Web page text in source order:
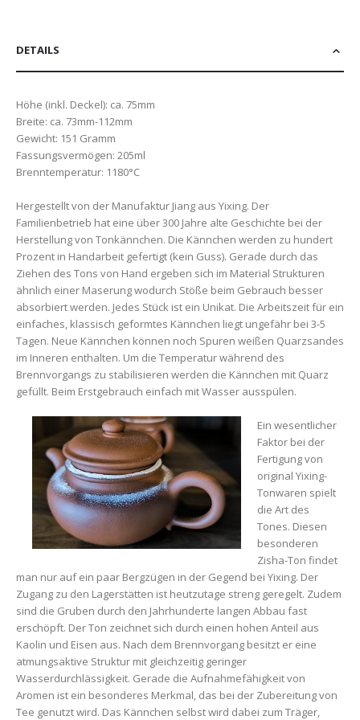
DETAILS
Höhe (inkl. Deckel): ca. 75mm
Breite: ca. 73mm-112mm
Gewicht: 151 Gramm
Fassungsvermögen: 205ml
Brenntemperatur: 1180°C
Hergestellt von der Manufaktur Jiang aus Yixing. Der
Familienbetrieb hat eine über 300 Jahre alte Geschichte bei der
Herstellung von Tonkännchen. Die Kännchen werden zu hundert
Prozent in Handarbeit gefertigt (kein Guss). Gerade durch das
Ziehen des Tons von Hand ergeben sich im Material Strukturen
ähnlich einer Maserung wodurch Stöße beim Gebrauch besser
absorbiert werden. Jedes Stück ist ein Unikat. Die Arbeitszeit für ein
einfaches, klassisch geformtes Kännchen liegt ungefähr bei 3-5
Tagen. Neue Kännchen können noch Spuren weißen Quarzsandes
im Inneren enthalten. Um die Temperatur während des
Brennvorgangs zu stabilisieren werden die Kännchen mit Quarz
gefüllt. Beim Erstgebrauch einfach mit Wasser ausspülen.
Ein wesentlicher
Faktor bei der
Fertigung von
original Yixing-
Tonwaren spielt
die Art des
Tones. Diesen
besonderen
Zisha-Ton findet
man nur auf ein paar Bergzügen in der Gegend bei Yixing. Der
Zugang zu den Lagerstätten ist heutzutage streng geregelt. Zudem
sind die Gruben durch den Jahrhunderte langen Abbau fast
erschöpft. Der Ton zeichnet sich durch einen hohen Anteil aus
Kaolin und Eisen aus. Nach dem Brennvorgang besitzt er eine
atmungsaktive Struktur mit gleichzeitig geringer
Wasserdurchlässigkeit. Gerade die Aufnahmefähigkeit von
Aromen ist ein besonderes Merkmal, das bei der Zubereitung von
Tee genutzt wird. Das Kännchen selbst wird dabei zum Träger,